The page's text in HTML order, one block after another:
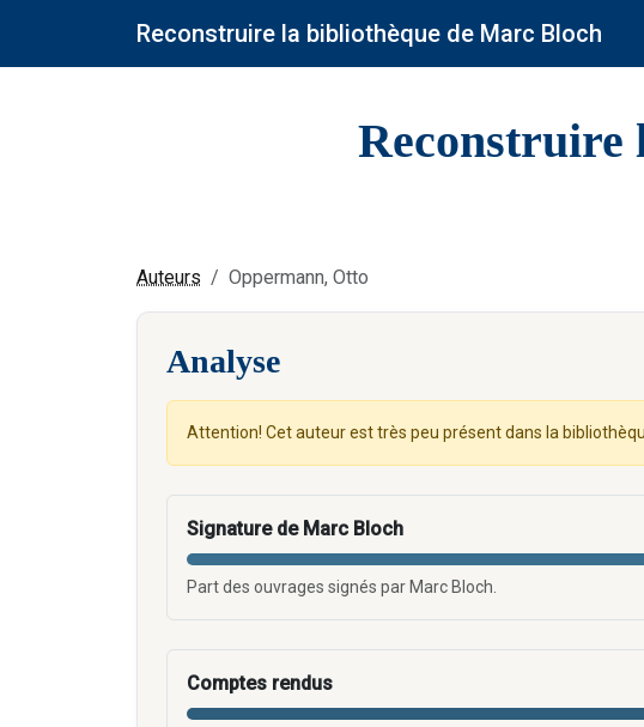
Reconstruire la bibliothèque de Marc Bloch
Reconstruire
Auteurs Oppermann, Otto
Analyse
Attention! Cet auteur est très peu présent dans la
Signature de Marc Bloch
Part des ouvrages signés par Marc Bloch.
Comptes rendus